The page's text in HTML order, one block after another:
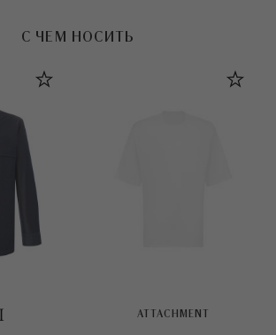
С ЧЕМ НОСИТЬ
ATTACHMENT